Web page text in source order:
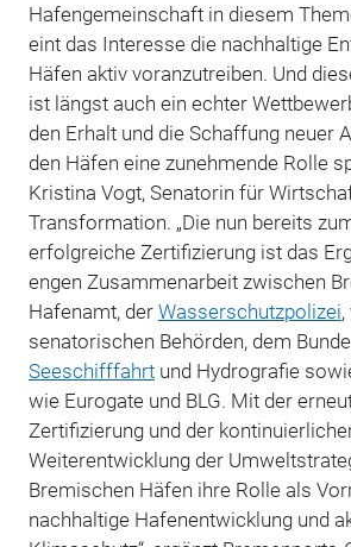
Hafengemeinschaft in diesem
eint das Interesse die nachhaltige
Häfen aktiv voranzutreiben. Und
ist längst auch ein echter
den Erhalt und die Schaffung neuer
den Häfen eine zunehmende Rolle
Kristina Vogt, Senatorin für
Transformation. „Die nun bereits
erfolgreiche Zertifizierung ist das
engen Zusammenarbeit zwischen
Hafenamt, der Wasserschutzpolizei
senatorischen Behörden, dem
Seeschifffahrtund Hydrografie
wie Eurogate und BLG. Mit der
Zertifizierung und der
Weiterentwicklung der
Bremischen Häfen ihre Rolle als
nachhaltige Hafenentwicklung und